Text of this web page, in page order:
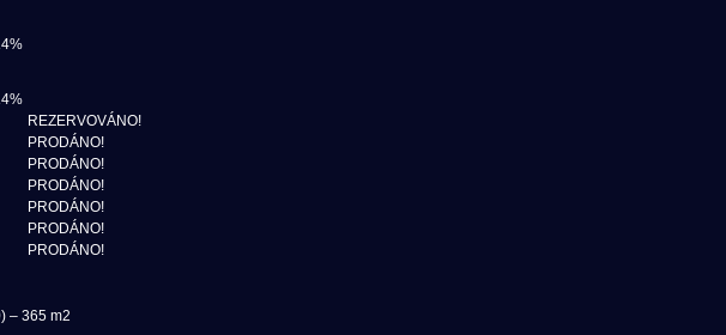
REZERVOVÁNO!
PRODÁNO!
PRODÁNO!
PRODÁNO!
PRODÁNO!
PRODÁNO!
PRODÁNO!
– 365 m2